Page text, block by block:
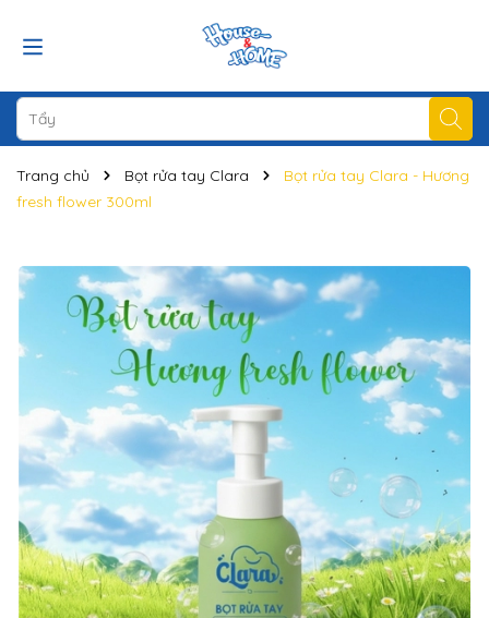
Trang chủ Bọt rửa tay Clara
Bọt rửa tay Clara - Hương
fresh flower 300ml